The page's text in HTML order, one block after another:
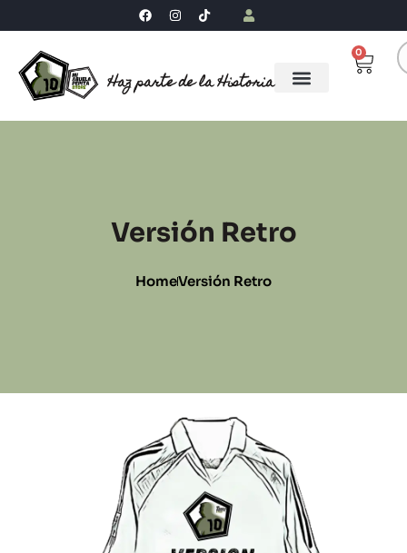
Haz parte de la Historia
0
Versión Retro
HomeVersión Retro